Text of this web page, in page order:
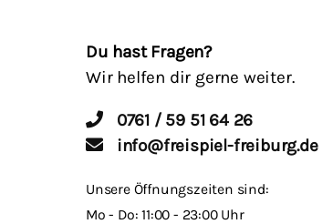
Du hast Fragen?
Wir helfen dir gerne weiter.
0761 / 59 51 64 26
info@freispiel-freiburg.de
Unsere Öffnungszeiten sind:
Mo - Do: 11:00 - 23:00 Uhr